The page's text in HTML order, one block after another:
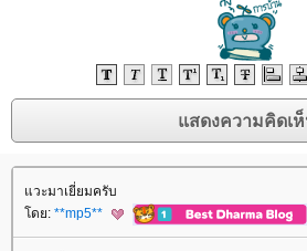
วะมาเยี่ยมครับ
ดย: **mp5**